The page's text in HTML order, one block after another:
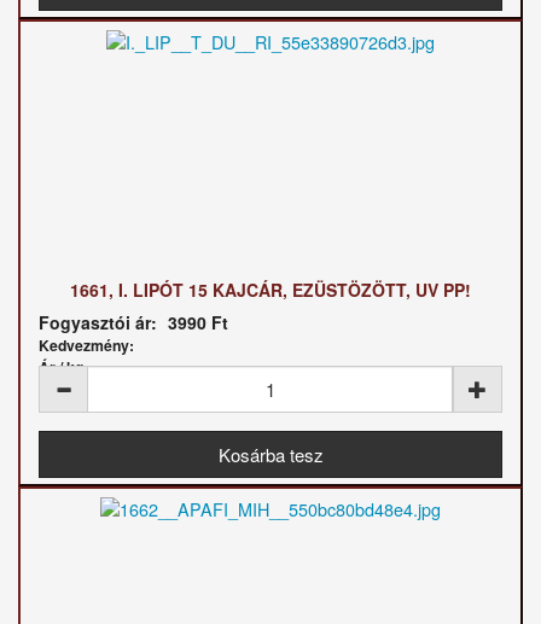
1661, I. LIPÓT 15 KAJCÁR, EZÜSTÖZÖTT, UV PP!
Fogyasztói ár: 3990 Ft
Kedvezmény:
Ár / kg: